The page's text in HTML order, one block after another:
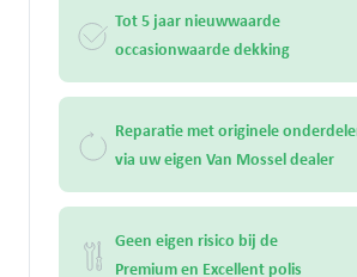
Tot 5 jaar nieuwwaarde
occasionwaarde dekking
Reparatie met originele
via uw eigen Van Mossel dealer
Geen eigen risico bij de
Premium en Excellent polis